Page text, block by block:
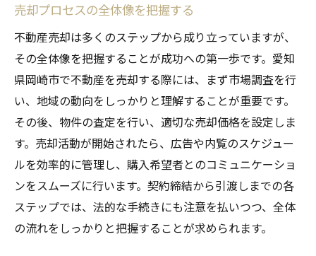
トラブルを未然に防ぐためのポイント
契約交渉を成功させるための戦略
売却プロセス中のリスク管理
不動産売却後に備えるべきこと
専門家との効果的なコミュニケーション方
法
市場に適したタイミングで不動産を売却するた
めの岡崎市のガイド
市場の動向を見極めるための情報収集術
タイミング選びが売却に与える影響
売却プロセスの全体像を把握する
不動産売却は多くのステップから成り立っていますが、
その全体像を把握することが成功への第一歩です。愛知
県岡崎市で不動産を売却する際には、まず市場調査を行
い、地域の動向をしっかりと理解することが重要です。
その後、物件の査定を行い、適切な売却価格を設定しま
す。売却活動が開始されたら、広告や内覧のスケジュー
ルを効率的に管理し、購入希望者とのコミュニケーショ
ンをスムーズに行います。契約締結から引渡しまでの各
ステップでは、法的な手続きにも注意を払いつつ、全体
の流れをしっかりと把握することが求められます。